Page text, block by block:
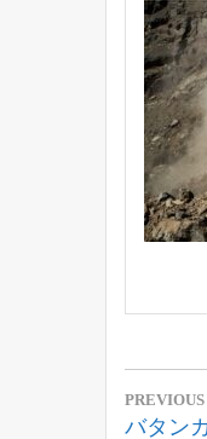
投
Previous
バタン